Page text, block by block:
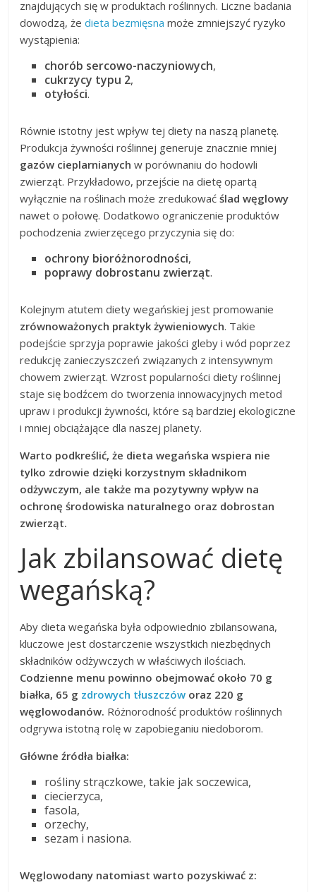
znajdujących się w produktach roślinnych. Liczne badania
dowodzą, żedieta bezmięsna może zmniejszyć ryzyko
wystąpienia:
chorób sercowo-naczyniowych,
cukrzycy typu 2,
otyłości.
Równie istotny jest wpływ tej diety na naszą planetę.
Produkcja żywności roślinnej generuje znacznie mniej
gazów cieplarnianych w porównaniu do hodowli
zwierząt. Przykładowo, przejście na dietę opartą
wyłącznie na roślinach może zredukowaćślad węglowy
nawet o połowę. Dodatkowo ograniczenie produktów
pochodzenia zwierzęcego przyczynia się do:
ochrony bioróżnorodności,
poprawy dobrostanu zwierząt.
Kolejnym atutem diety wegańskiej jest promowanie
zrównoważonych praktyk żywieniowych. Takie
podejście sprzyja poprawie jakości gleby i wód poprzez
redukcję zanieczyszczeń związanych z intensywnym
chowem zwierząt. Wzrost popularności diety roślinnej
staje się bodźcem do tworzenia innowacyjnych metod
upraw i produkcji żywności, które są bardziej ekologiczne
i mniej obciążające dla naszej planety.
Warto podkreślić, że dieta wegańska wspiera nie
tylko zdrowie dzięki korzystnym składnikom
odżywczym, ale także ma pozytywny wpływ na
ochronę środowiska naturalnego oraz dobrostan
zwierząt.
Jak zbilansować dietę
wegańską?
Aby dieta wegańska była odpowiednio zbilansowana,
kluczowe jest dostarczenie wszystkich niezbędnych
składników odżywczych w właściwych ilościach.
Codzienne menu powinno obejmować około 70 g
białka, 65 g zdrowych tłuszczów oraz 220 g
węglowodanów. Różnorodność produktów roślinnych
odgrywa istotną rolę w zapobieganiu niedoborom.
Główne źródła białka:
rośliny strączkowe, takie jak soczewica,
ciecierzyca,
fasola,
orzechy,
sezam i nasiona.
Węglowodany natomiast warto pozyskiwać z: